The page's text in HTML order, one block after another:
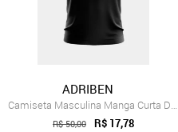
ADRIBEN
Camiseta Masculina Manga Curta Dry Fit B...
R$ 50,00 R$ 17,78